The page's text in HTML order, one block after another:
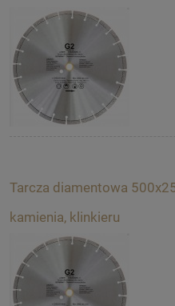
Tarcza diamentowa
kamienia, klinkieru